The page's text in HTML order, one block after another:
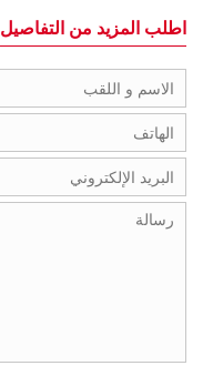
اطلب المزيد من التفاصيل